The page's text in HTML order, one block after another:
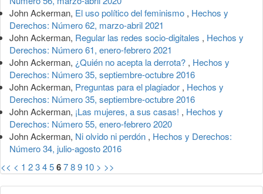
John Ackerman, El uso político del feminismo , Hechos y
Derechos: Número 62, marzo-abril 2021
John Ackerman, Regular las redes socio-digitales , Hechos y
Derechos: Número 61, enero-febrero 2021
John Ackerman, ¿Quién no acepta la derrota? , Hechos y
Derechos: Número 35, septiembre-octubre 2016
John Ackerman, Preguntas para el plagiador , Hechos y
Derechos: Número 35, septiembre-octubre 2016
John Ackerman, ¡Las mujeres, a sus casas! , Hechos y
Derechos: Número 55, enero-febrero 2020
John Ackerman, Ni olvido ni perdón , Hechos y Derechos:
Número 34, julio-agosto 2016
<< < 1 23456789 10 > >>